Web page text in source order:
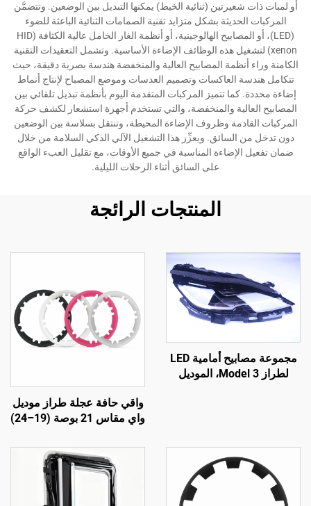
أو لمبات ذات شعيرتين (ثنائية الخيط) يمكنها التبديل بين الوضعين. وتتضمَّن
المركبات الحديثة بشكل متزايد تقنية الصمامات الثنائية الباعثة للضوء
(LED)، أو المصابيح الهالوجينية، أو أنظمة الغاز الخامل عالية الكثافة (HID
xenon) لتشغيل هذه الوظائف الإضاءة الأساسية. وتشمل التعقيدات التقنية
الكامنة وراء أنظمة المصابيح العالية والمنخفضة هندسة بصرية دقيقة، حيث
تتكامل هندسة العاكسات وتصميم العدسات وموضع المصباح لإنتاج أنماط
إضاءة محددة. كما تتميز المركبات المتقدمة اليوم بأنظمة تبديل تلقائي بين
المصابيح العالية والمنخفضة، والتي تستخدم أجهزة استشعار لكشف حركة
المركبات القادمة وظروف الإضاءة المحيطة، وتنتقل بسلاسة بين الوضعين
دون تدخل من السائق. ويعزِّز هذا التشغيل الآلي الذكي السلامة من خلال
ضمان تفعيل الإضاءة المناسبة في جميع الأوقات، مع تقليل العبء الواقع
على السائق أثناء الرحلات الليلية.
المنتجات الرائجة
مجموعة مصابيح أمامية LED
لطراز Model 3، الموديل
واقي حافة عجلة طراز موديل
واي مقاس 21 بوصة (19–24)